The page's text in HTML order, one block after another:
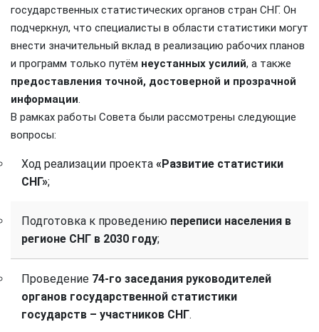
государственных статистических органов стран СНГ. Он
подчеркнул, что специалисты в области статистики могут
внести значительный вклад в реализацию рабочих планов
и программ только путём неустанных усилий, а также
предоставления точной, достоверной и прозрачной
информации.
В рамках работы Совета были рассмотрены следующие
вопросы:
Ход реализации проекта «Развитие статистики
СНГ»;
Подготовка к проведению переписи населения в
регионе СНГ в 2030 году;
Проведение 74-го заседания руководителей
органов государственной статистики
государств – участников СНГ.